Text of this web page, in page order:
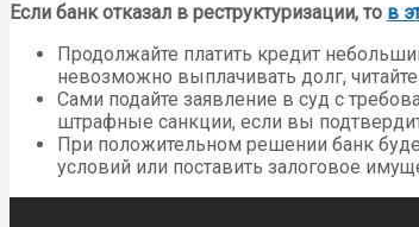
Если банк отказал в реструктуризации, то в
Продолжайте платить кредит
невозможно выплачивать долг,
Сами подайте заявление в суд с
штрафные санкции, если вы
При положительном решении банк
условий или поставить залоговое